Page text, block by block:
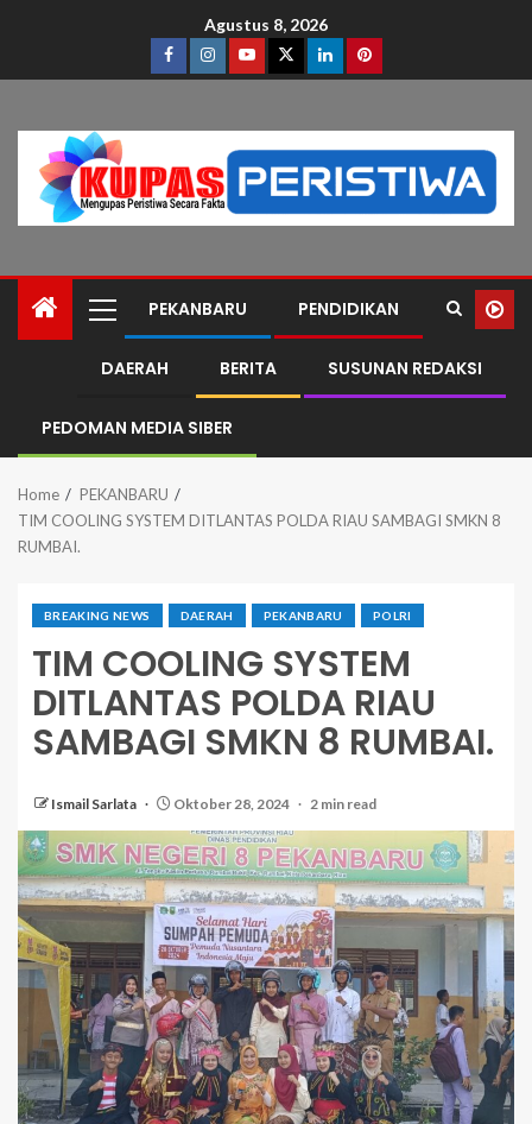
Agustus 8, 2026
PEKANBARU PENDIDIKAN
DAERAH BERITA SUSUNAN REDAKSI
PEDOMAN MEDIA SIBER
Home
PEKANBARU
TIM COOLING SYSTEM DITLANTAS POLDA RIAU SAMBAGI SMKN 8
RUMBAI.
BREAKING NEWS DAERAH PEKANBARU POLRI
TIM COOLING SYSTEM
DITLANTAS POLDA RIAU
SAMBAGI SMKN 8 RUMBAI.
Ismail Sarlata Oktober 28, 2024 2 min read